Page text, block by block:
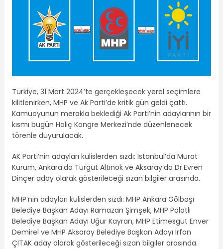
Türkiye, 31 Mart 2024’te gerçekleşecek yerel seçimlere
kilitlenirken, MHP ve Ak Parti’de kritik gün geldi çattı.
Kamuoyunun merakla beklediği Ak Parti’nin adaylarının bir
kısmı bugün Haliç Kongre Merkezi’nde düzenlenecek
törenle duyurulacak.
AK Parti’nin adayları kulislerden sızdı: İstanbul’da Murat
Kurum, Ankara’da Turgut Altınok ve Aksaray’da Dr.Evren
Dinçer aday olarak gösterileceği sızan bilgiler arasında.
MHP’nin adayları kulislerden sızdı: MHP Ankara Gölbaşı
Belediye Başkan Adayı Ramazan Şimşek, MHP Polatlı
Belediye Başkan Adayı Uğur Kayran, MHP Etimesgut Enver
Demirel ve MHP Aksaray Belediye Başkan Adayı İrfan
ÇITAK aday olarak gösterileceği sızan bilgiler arasında.